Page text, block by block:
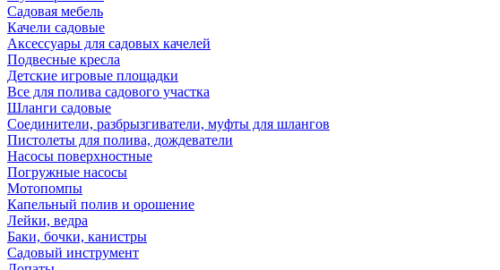
Садовая мебель
Качели садовые
Аксессуары для садовых качелей
Подвесные кресла
Детские игровые площадки
Все для полива садового участка
Шланги садовые
Соединители, разбрызгиватели, муфты для шлангов
Пистолеты для полива, дождеватели
Насосы поверхностные
Погружные насосы
Мотопомпы
Капельный полив и орошение
Лейки, ведра
Баки, бочки, канистры
Садовый инструмент